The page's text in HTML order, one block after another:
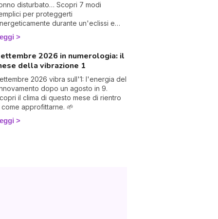
disturbato… Scopri 7 modi
per proteggerti
durante un'eclissi e
con dolcezza. 🛡️🌒
2026 in numerologia: il
della vibrazione 1
2026 vibra sull'1: l'energia del
dopo un agosto in 9.
il clima di questo mese di rientro
come approfittarne. 🌱